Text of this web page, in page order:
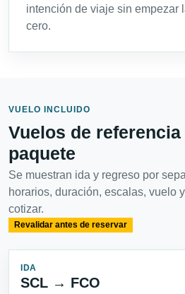
intención de viaje sin empezar
cero.
VUELO INCLUIDO
Vuelos de referencia
paquete
Se muestran ida y regreso por
horarios, duración, escalas, vuelo
cotizar.
Revalidar antes de reservar
IDA
SCL → FCO